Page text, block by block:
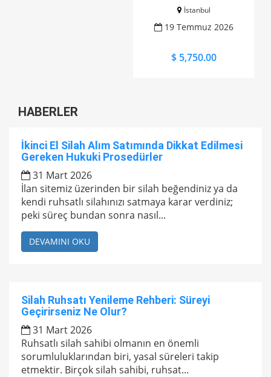
İstanbul
19 Temmuz 2026
$ 5,750.00
HABERLER
İkinci El Silah Alım Satımında Dikkat Edilmesi
Gereken Hukuki Prosedürler
31 Mart 2026
İlan sitemiz üzerinden bir silah beğendiniz ya da
kendi ruhsatlı silahınızı satmaya karar verdiniz;
peki süreç bundan sonra nasıl...
DEVAMINI OKU
Silah Ruhsatı Yenileme Rehberi: Süreyi
Geçirirseniz Ne Olur?
31 Mart 2026
Ruhsatlı silah sahibi olmanın en önemli
sorumluluklarından biri, yasal süreleri takip
etmektir. Birçok silah sahibi, ruhsat...